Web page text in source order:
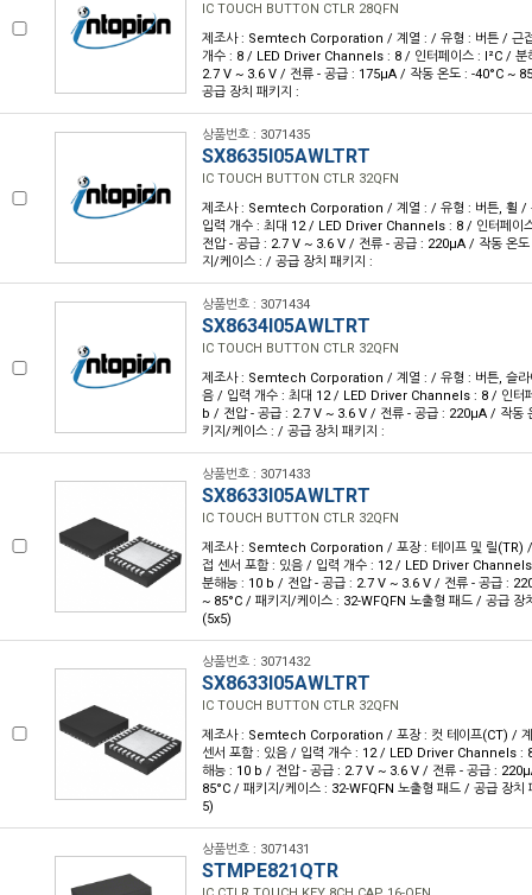
IC TOUCH BUTTON CTLR 28QFN
제조사 : Semtech Corporation / 계열 : / 유형 : 버튼 / 근
개수 : 8 / LED Driver Channels : 8 / 인터페이스 : I²C / 분
2.7 V ~ 3.6 V / 전류 - 공급 : 175µA / 작동 온도 : -40°C ~
공급 장치 패키지 :
상품번호 : 3071435
SX8635I05AWLTRT
IC TOUCH BUTTON CTLR 32QFN
제조사 : Semtech Corporation / 계열 : / 유형 : 버튼, 휠 /
입력 개수 : 최대 12 / LED Driver Channels : 8 / 인터페이
전압 - 공급 : 2.7 V ~ 3.6 V / 전류 - 공급 : 220µA / 작동 온
지/케이스 : / 공급 장치 패키지 :
상품번호 : 3071434
SX8634I05AWLTRT
IC TOUCH BUTTON CTLR 32QFN
제조사 : Semtech Corporation / 계열 : / 유형 : 버튼, 슬라
음 / 입력 개수 : 최대 12 / LED Driver Channels : 8 / 인터
b / 전압 - 공급 : 2.7 V ~ 3.6 V / 전류 - 공급 : 220µA / 작동
키지/케이스 : / 공급 장치 패키지 :
상품번호 : 3071433
SX8633I05AWLTRT
IC TOUCH BUTTON CTLR 32QFN
제조사 : Semtech Corporation / 포장 : 테이프 및 릴(TR)
접 센서 포함 : 있음 / 입력 개수 : 12 / LED Driver
분해능 : 10 b / 전압 - 공급 : 2.7 V ~ 3.6 V / 전류 - 공급 :
~ 85°C / 패키지/케이스 : 32-WFQFN 노출형 패드 / 공급 장
(5x5)
상품번호 : 3071432
SX8633I05AWLTRT
IC TOUCH BUTTON CTLR 32QFN
제조사 : Semtech Corporation / 포장 : 컷 테이프(CT) /
센서 포함 : 있음 / 입력 개수 : 12 / LED Driver Channels :
해능 : 10 b / 전압 - 공급 : 2.7 V ~ 3.6 V / 전류 - 공급 :
85°C / 패키지/케이스 : 32-WFQFN 노출형 패드 / 공급 장
5)
상품번호 : 3071431
STMPE821QTR